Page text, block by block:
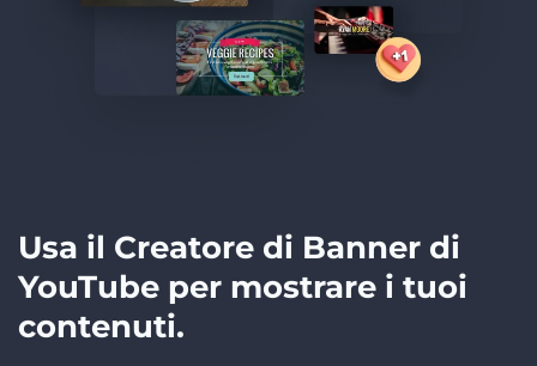
Usa il Creatore di Banner di
YouTube per mostrare i tuoi
contenuti.